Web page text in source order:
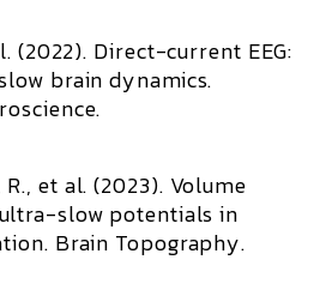
(2022). Direct-current EEG:
brain dynamics.
et al. (2023). Volume
slow potentials in
Brain Topography.